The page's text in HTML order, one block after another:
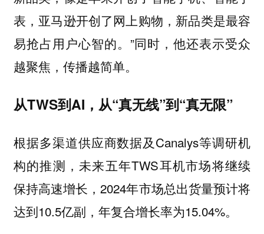
表，亚马逊开创了网上购物，新品类是最容
易抢占用户心智的。”同时，他还表示受众
越聚焦，传播越简单。
从TWS到AI，从“真无线”到“真无限”
根据多渠道供应商数据及Canalys等调研机
构的推测，未来五年TWS耳机市场将继续
保持高速增长，2024年市场总出货量预计将
达到10.5亿副，年复合增长率为15.04%。